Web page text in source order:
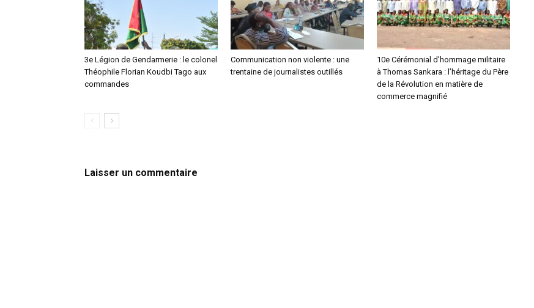
3e Légion de Gendarmerie : le colonel
Théophile Florian Koudbi Tago aux
commandes
Communication non violente : une
trentaine de journalistes outillés
10e Cérémonial d’hommage militaire
à Thomas Sankara : l’héritage du Père
de la Révolution en matière de
commerce magnifié
Laisser un commentaire